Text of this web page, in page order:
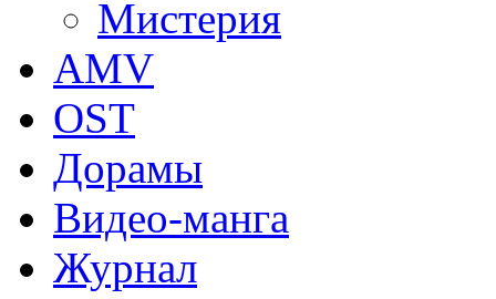
Мистерия
AMV
OST
Дорамы
Видео-манга
Журнал